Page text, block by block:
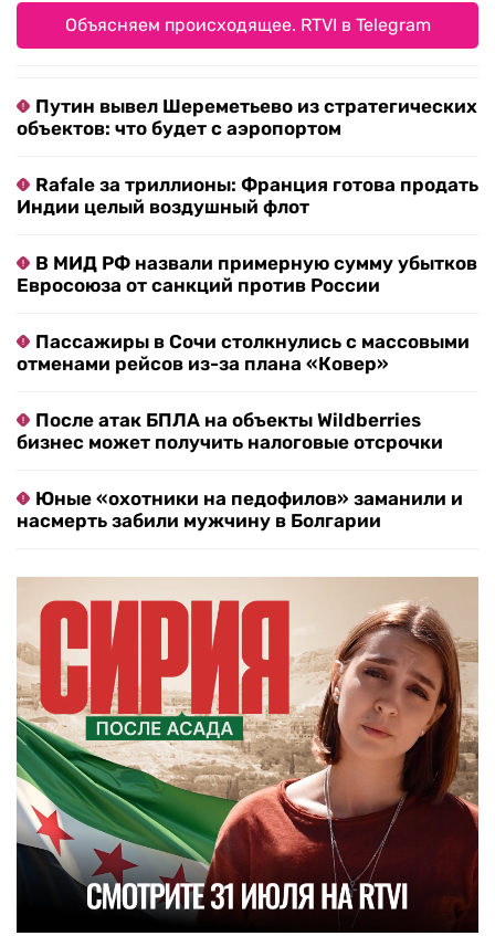
Объясняем происходящее. RTVI в Telegram
Путин вывел Шереметьево из стратегических
объектов: что будет с аэропортом
Rafale за триллионы: Франция готова продать
Индии целый воздушный флот
В МИД РФ назвали примерную сумму убытков
Евросоюза от санкций против России
Пассажиры в Сочи столкнулись с массовыми
отменами рейсов из-за плана «Ковер»
После атак БПЛА на объекты Wildberries
бизнес может получить налоговые отсрочки
Юные «охотники на педофилов» заманили и
насмерть забили мужчину в Болгарии